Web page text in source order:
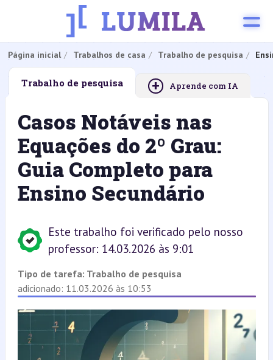
Página inicial Trabalhos de casa Trabalho de pesquisa
Trabalho de pesquisa + Aprende com IA
Casos Notáveis nas
Equações do 2º Grau:
Guia Completo para
Ensino Secundário
Este trabalho foi verificado pelo nosso
professor: 14.03.2026 às 9:01
Tipo de tarefa: Trabalho de pesquisa
adicionado: 11.03.2026 às 10:53